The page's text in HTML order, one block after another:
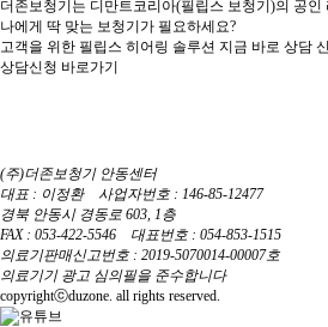
더존보청기는 디만트코리아(필립스 보청기)의 공인
나에게 딱 맞는 보청기가 필요하세요?
고객을 위한 필립스 히어링 솔루션 지금 바로 상담
상담신청 바로가기
(주)더존보청기 안동센터
대표 : 이정환 사업자번호 : 146-85-12477
경북 안동시 경동로 603, 1층
FAX : 053-422-5546 대표번호 : 054-853-1515
의료기판매신고번호 : 2019-5070014-00007호
의료기기 광고 심의필을 준수합니다
copyrightⓒduzone. all rights reserved.